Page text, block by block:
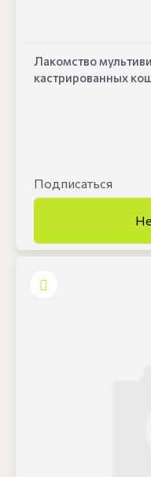
Лакомство
кастрированных
Подписаться